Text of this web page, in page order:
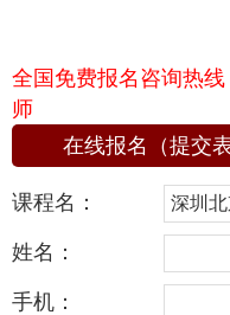
全国免费报名咨询热
师
在线报名（提交
课程名：
姓名：
手机：